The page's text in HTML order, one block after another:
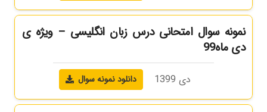
نمونه سوال امتحانی درس زبان انگلیسی – ویژه ی
دی ماه99
دی 1399 دانلود نمونه سوال